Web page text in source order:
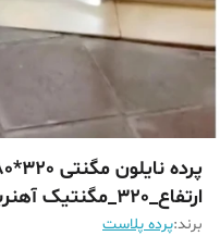
ارتفاع_320_مگنتیک آهنربایی مغناطیسی ارسال رایگان
برند:پرده پلاست